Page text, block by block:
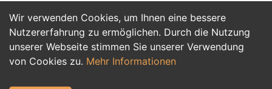
Wir verwenden Cookies, um Ihnen eine bessere
Nutzererfahrung zu ermöglichen. Durch die Nutzung
unserer Webseite stimmen Sie unserer Verwendung
von Cookies zu. Mehr Informationen
Jetzt Bewerben